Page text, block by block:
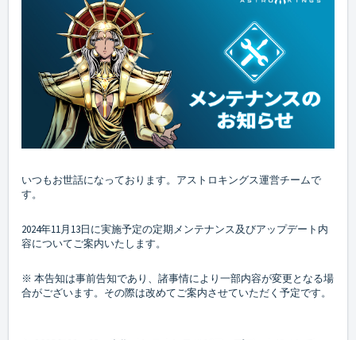
いつもお世話になっております。アストロキングス運営チームで
す。
2024年11月13日に実施予定の定期メンテナンス及びアップデート内
容についてご案内いたします。
※ 本告知は事前告知であり、諸事情により一部内容が変更となる場
合がございます。その際は改めてご案内させていただく予定です。